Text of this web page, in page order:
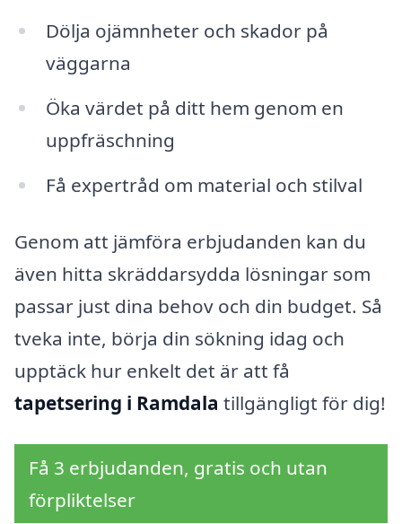
Dölja ojämnheter och skador på
väggarna
Öka värdet på ditt hem genom en
uppfräschning
Få expertråd om material och stilval
Genom att jämföra erbjudanden kan du
även hitta skräddarsydda lösningar som
passar just dina behov och din budget. Så
tveka inte, börja din sökning idag och
upptäck hur enkelt det är att få
tapetsering i Ramdala tillgängligt för dig!
Få 3 erbjudanden, gratis och utan
förpliktelser